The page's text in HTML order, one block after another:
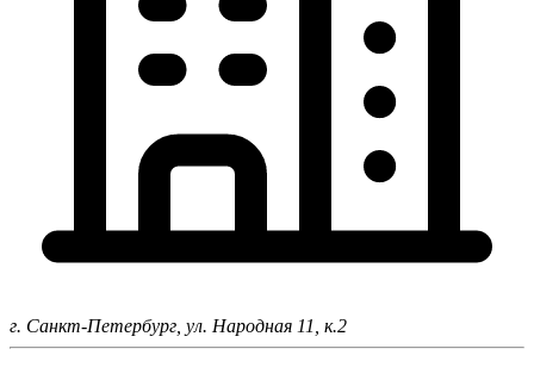
г. Санкт-Петербург, ул. Народная 11, к.2